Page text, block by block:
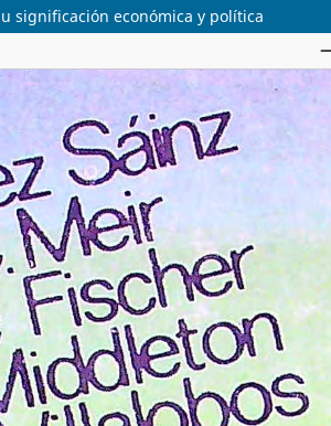
significación económica y política